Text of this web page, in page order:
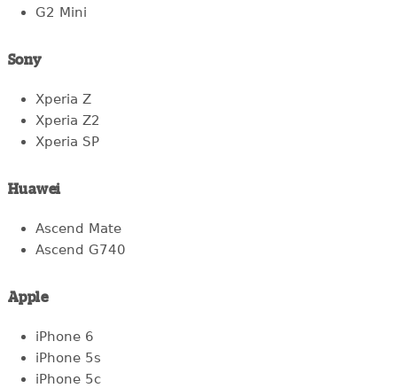
G2 Mini
Sony
Xperia Z
Xperia Z2
Xperia SP
Huawei
Ascend Mate
Ascend G740
Apple
iPhone 6
iPhone 5s
iPhone 5c